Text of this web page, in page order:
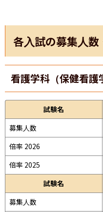
各入試の募集人数
看護学科（保健看護
試験名
募集人数
倍率 2026
倍率 2025
試験名
募集人数